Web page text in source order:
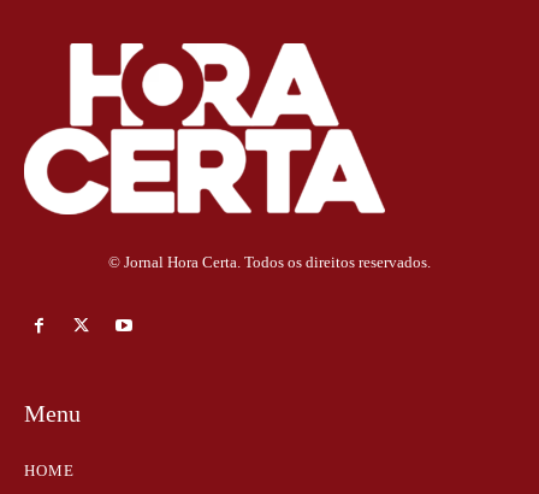
© Jornal Hora Certa. Todos os direitos reservados.
Menu
HOME